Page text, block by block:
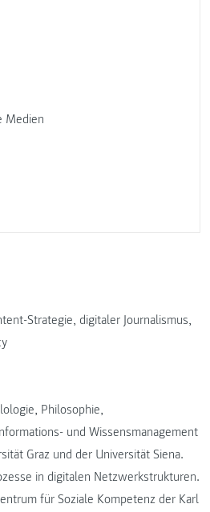
Medien
Strategie, digitaler Journalismus,
Philosophie,
und Wissensmanagement
Graz und der Universität Siena.
in digitalen Netzwerkstrukturen.
für Soziale Kompetenz der Karl